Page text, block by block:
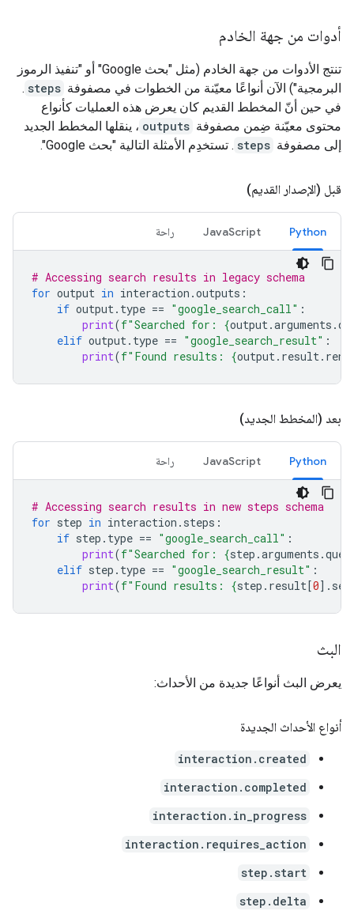
أدوات من جهة الخادم
تنتج الأدوات من جهة الخادم (مثل "بحث Google" أو "تنفيذ الرموز
البرمجية") الآن أنواعًا معيّنة من الخطوات في مصفوفة steps
.
في حين أنّ المخطط القديم كان يعرض هذه العمليات كأنواع
محتوى معيّنة ضِمن مصفوفة outputs ، ينقلها المخطط الجديد
إلى مصفوفة steps . تستخدِم الأمثلة التالية "بحث Google".
قبل (الإصدار القديم)
Python
JavaScript راحة
# Accessing search results in legacy schema
for output in interaction .outputs :
if output. type == "google_search_call" :
print(f"Searched for: {output.arguments .
elif output. type == "google_search_result" :
print(f"Found results: {output. result.
بعد (المخطط الجديد)
Python
JavaScript راحة
# Accessing search results in new steps schema
for step in interaction . steps :
if step . type == "google_search_call" :
print(f"Searched for: {step .arguments .
elif step . type == "google_search_result" :
print(f"Found results: {step . result[0] .
البث
يعرض البث أنواعًا جديدة من الأحداث:
أنواع الأحداث الجديدة
interaction.created
interaction.completed
interaction.in_progress
interaction.requires_action
step.start
step.delta